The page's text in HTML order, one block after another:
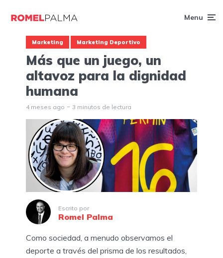
Menu
Marketing Marketing Deportivo
Más que un juego, un
altavoz para la dignidad
humana
4 meses ago 3 minutos de lectura
Escrito por
Romel Palma
Como sociedad, a menudo observamos el
deporte a través del prisma de los resultados,